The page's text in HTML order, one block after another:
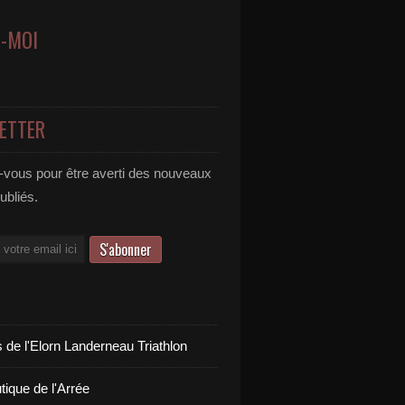
MOI
pour être averti des nouveaux
de l'Elorn Landerneau Triathlon
de l'Arrée